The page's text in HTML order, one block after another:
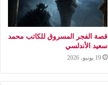
قصة الفجر المسروق للكاتب محمد
سعيد الأندلسي
19 يونيو، 2026